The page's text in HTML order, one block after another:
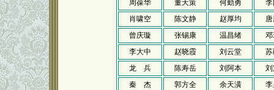
周葆华
董天策 何勤勇
李
肖啸空
陈文静 赵厚均
曾庆璇
张锡康 温昌绪
邓
李大中
赵晓霞 刘云堂
苏
龙 兵
陈寿岳 刘阿本
刘
秦 杰
郭方全 余天潢
李